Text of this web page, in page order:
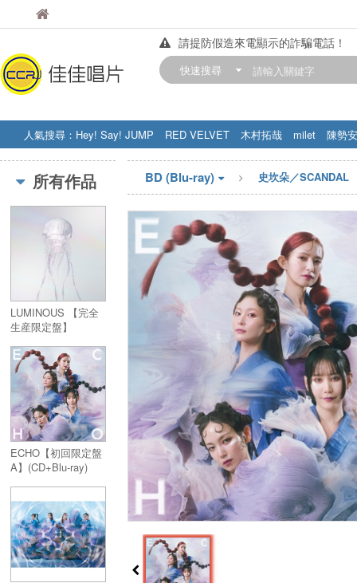
佳佳唱片
請提防假造來電顯示的詐騙電話！
【中華門市營業時間調整公告】
快速搜尋
人氣搜尋： Hey! Say! JUMP RED VELVET 木村拓哉 milet
陳勢安
STRAY KIDS
盧廣仲 周杰伦
所有作品
LUMINOUS 【完全
生産限定盤】
ray+GOODS)
ECHO【初回限定盤
A】(CD+Blu-ray)
BD (Blu-ray) 史坎朵／SCANDAL